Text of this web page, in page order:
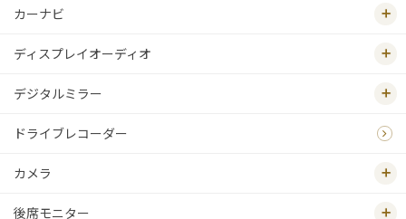
カーナビ
ディスプレイオーディオ
デジタルミラー
ドライブレコーダー
カメラ
後席モニター